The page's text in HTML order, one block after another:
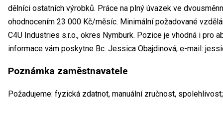
dělníci ostatních výrobků. Práce na plný úvazek ve
ohodnocením 23 000 Kč/měsíc. Minimální požadované
C4U Industries s.r.o., okres Nymburk. Pozice je vhodná i pro
informace vám poskytne Bc. Jessica Obajdinová, e-mail:
Poznámka zaměstnavatele
Požadujeme: fyzická zdatnot, manuální zručnost, spolehlivost;